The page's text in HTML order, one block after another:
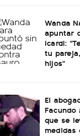
Wanda
apuntar
Icardi:
tu
hijos"
El
Facundo
que se
medidas